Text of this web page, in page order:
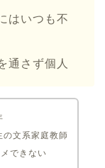
はいつも不
通さず個人
の文系家庭教師
できない